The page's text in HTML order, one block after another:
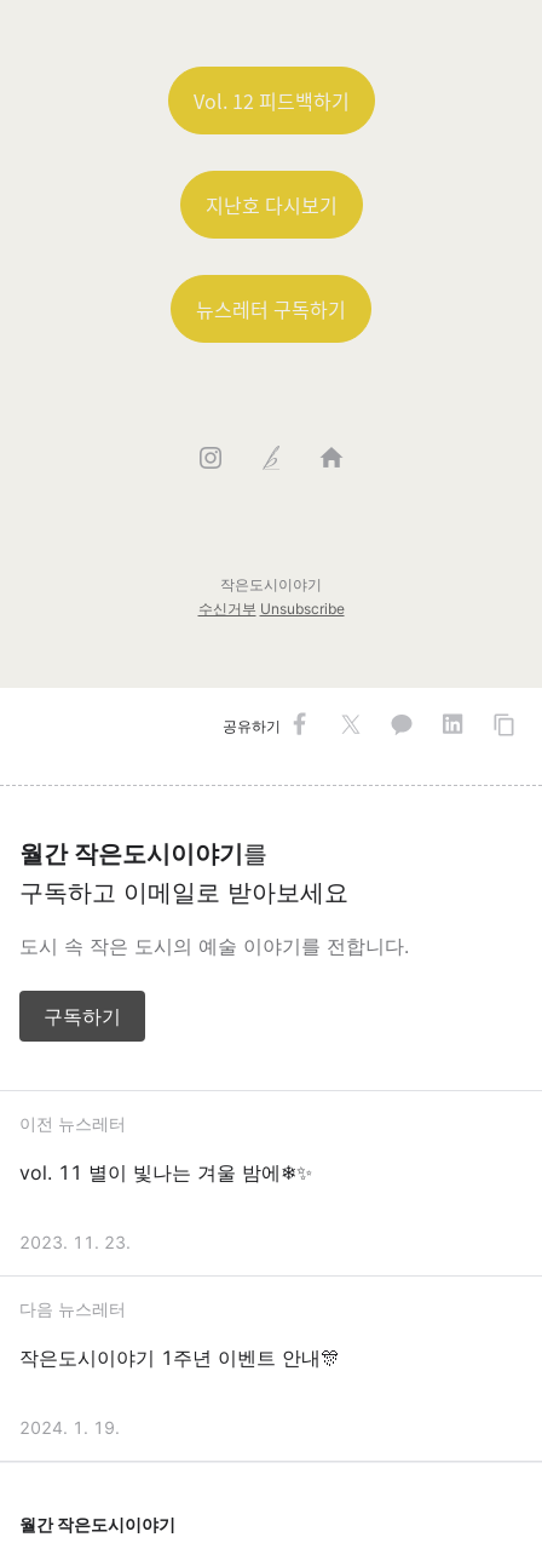
Vol. 12 피드백하기
지난호 다시보기
뉴스레터 구독하기
작은도시이야기
수신거부 Unsubscribe
공유하기
월간 작은도시이야기를
구독하고 이메일로 받아보세요
도시 속 작은 도시의 예술 이야기를 전합니다.
구독하기
이전 뉴스레터
vol. 11 별이 빛나는 겨울 밤에❄✨
2023. 11. 23.
다음 뉴스레터
작은도시이야기 1주년 이벤트 안내🎊
2024. 1. 19.
월간 작은도시이야기